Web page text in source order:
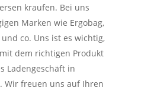
kraufen. Bei uns
Marken wie Ergobag,
co. Uns ist es wichtig,
dem richtigen Produkt
Ladengeschäft in
Wir freuen uns auf Ihren